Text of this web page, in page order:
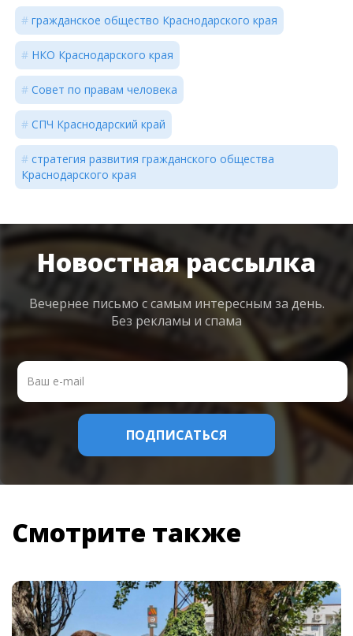
гражданское общество Краснодарского края
НКО Краснодарского края
Совет по правам человека
СПЧ Краснодарский край
стратегия развития гражданского общества
Краснодарского края
Новостная рассылка
Вечернее письмо с самым интересным за день.
Без рекламы и спама
Смотрите также